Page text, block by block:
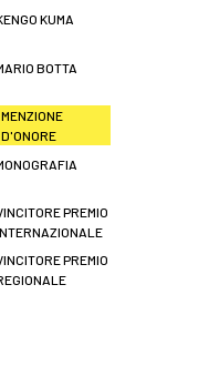
KUMA
BOTTA
MENZIONE
D'ONORE
PREMIO
PREMIO